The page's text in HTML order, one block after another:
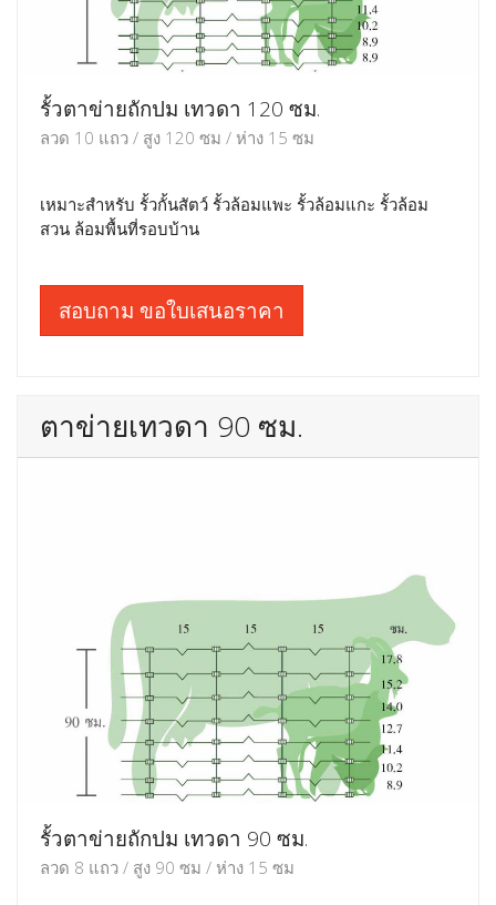
รั้วตาข่ายถักปม เทวดา 120 ซม.
ลวด 10 แถว / สูง 120 ซม / ห่าง 15 ซม
เหมาะสำหรับ รั้วกั้นสัตว์ รั้วล้อมแพะ รั้วล้อมแกะ รั้วล้อม
สวน ล้อมพื้นที่รอบบ้าน
สอบถาม ขอใบเสนอราคา
ตาข่ายเทวดา 90 ซม.
รั้วตาข่ายถักปม เทวดา 90 ซม.
ลวด 8 แถว / สูง 90 ซม / ห่าง 15 ซม